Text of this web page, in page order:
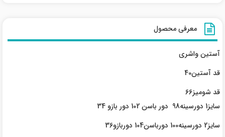
معرفی محصول
آستین واشری
قد آستین40
قد شومیز66
سایز1 دورسینه98 دور باسن 102 دور بازو 34
سایز2 دورسینه100 دورباسن104 دوربازو36